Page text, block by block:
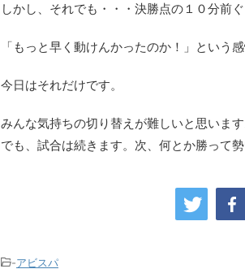
しかし、それでも・・・決勝点の１０分前
「もっと早く動けんかったのか！」という
今日はそれだけです。
みんな気持ちの切り替えが難しいと思います
でも、試合は続きます。次、何とか勝って
-アビスパ